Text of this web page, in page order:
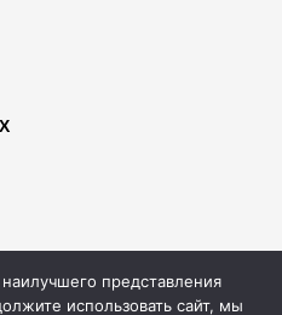
фильмы онлайн
представления
использовать сайт, мы